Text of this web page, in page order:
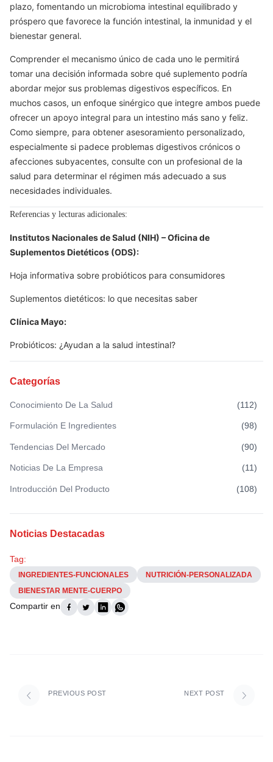
plazo, fomentando un microbioma intestinal equilibrado y
próspero que favorece la función intestinal, la inmunidad y el
bienestar general.
Comprender el mecanismo único de cada uno le permitirá
tomar una decisión informada sobre qué suplemento podría
abordar mejor sus problemas digestivos específicos. En
muchos casos, un enfoque sinérgico que integre ambos puede
ofrecer un apoyo integral para un intestino más sano y feliz.
Como siempre, para obtener asesoramiento personalizado,
especialmente si padece problemas digestivos crónicos o
afecciones subyacentes, consulte con un profesional de la
salud para determinar el régimen más adecuado a sus
necesidades individuales.
Referencias y lecturas adicionales:
Institutos Nacionales de Salud (NIH) – Oficina de
Suplementos Dietéticos (ODS):
Hoja informativa sobre probióticos para consumidores
Suplementos dietéticos: lo que necesitas saber
Clínica Mayo:
Probióticos: ¿Ayudan a la salud intestinal?
Categorías
Conocimiento De La Salud (112)
Formulación E Ingredientes (98)
Tendencias Del Mercado (90)
Noticias De La Empresa (11)
Introducción Del Producto (108)
Noticias Destacadas
Tag:
INGREDIENTES-FUNCIONALES
NUTRICIÓN-PERSONALIZADA
BIENESTAR MENTE-CUERPO
Compartir en
PREVIOUS POST NEXT POST